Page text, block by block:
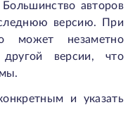
авторов
версию. При
может незаметно
версии, что
и указать